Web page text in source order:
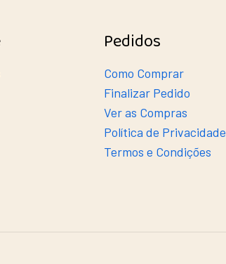
Pedidos
Como Comprar
Finalizar Pedido
Ver as Compras
Política de Privacidade
Termos e Condições